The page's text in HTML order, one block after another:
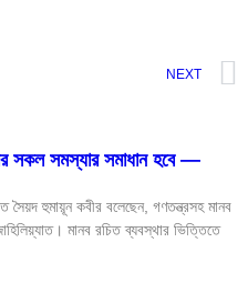
NEXT
সকল সমস্যার সমাধান হবে —
হুমায়ূন কবীর বলেছেন, গণতন্ত্রসহ মানব
মানব রচিত ব্যবস্থার ভিত্তিতে